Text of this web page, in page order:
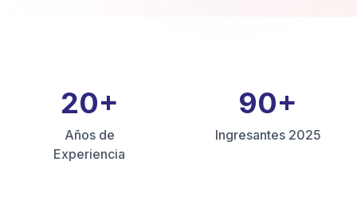
20+
Años de
Experiencia
90+
Ingresantes 2025